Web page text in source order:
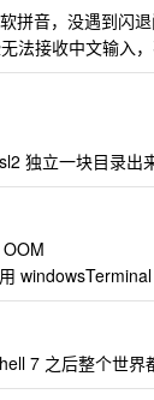
拼音，没遇到闪退
法接收中文输入
独立一块目录出
windowsTerminal
7 之后整个世界